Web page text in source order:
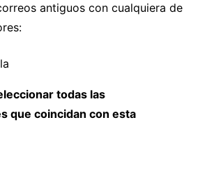
antiguos con cualquiera de
todas las
que coincidan con esta